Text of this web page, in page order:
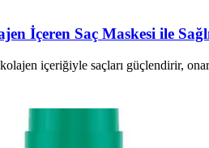
İçeren Saç Maskesi ile
içeriğiyle saçları güçlendirir,